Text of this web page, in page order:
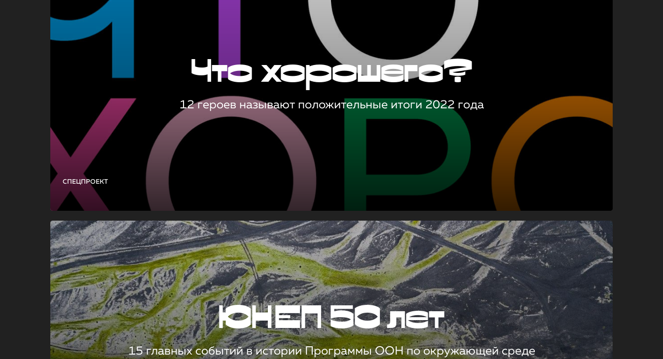
СПЕЦПРОЕКТ
Что хорошего?
12 героев называют положительные итоги 2022 года
ЮНЕП 50 лет
15 главных событий в истории Программы ООН по окружающей среде